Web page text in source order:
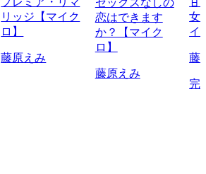
リッジ【マイク
ロ】
藤原えみ
恋はできます
か？【マイク
ロ】
藤原えみ
女
イ
藤
完